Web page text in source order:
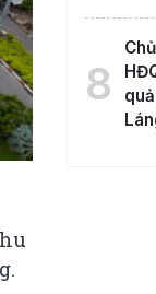
8